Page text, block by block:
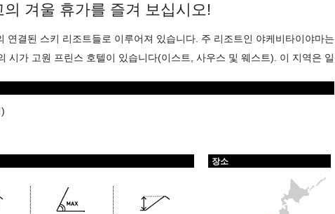
겨울 휴가를 즐겨 보십시오!
결된 스키 리조트들로 이루어져 있습니다. 주 리조트인 야케비타이야마
시가 고원 프린스 호텔이 있습니다(이스트, 사우스 및 웨스트). 이 지역은
장소